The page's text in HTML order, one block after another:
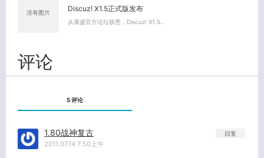
没有图片 Discuz! X1.5正式版发布
从康盛官方论坛获悉，Discuz! X1.5…
评论
5 评论
1.80战神复古
2011.07.14 7:50上午
回复